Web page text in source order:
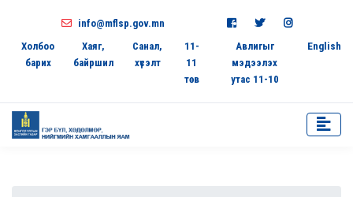
info@mflsp.gov.mn
Холбоо
барих
Хаяг,
байршил
Санал,
хүсэлт
11-
11
төв
Авлигыг
мэдээлэх
утас 11-10
English